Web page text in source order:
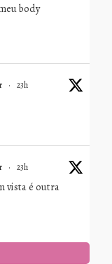
body
· 23h
· 23h
vista é outra